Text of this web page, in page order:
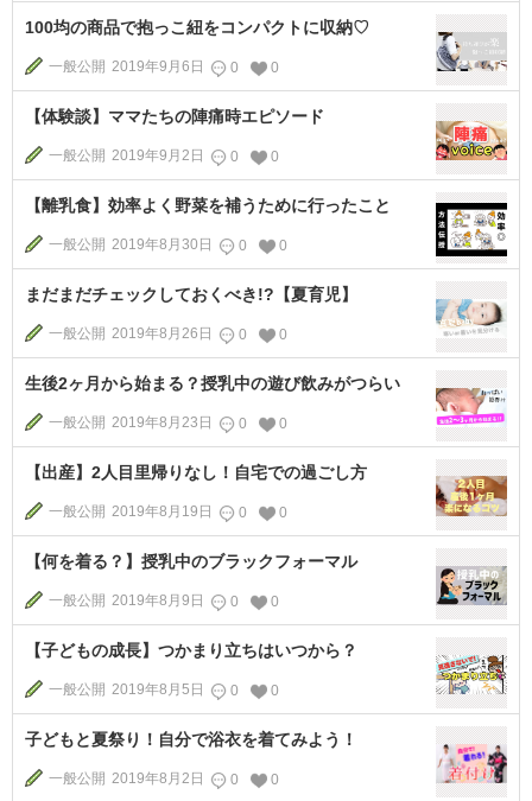
100均の商品で抱っこ紐をコンパクトに収納♡
一般公開 2019年9月6日 0 0
【体験談】ママたちの陣痛時エピソード
一般公開 2019年9月2日 0 0
【離乳食】効率よく野菜を補うために行ったこと
一般公開 2019年8月30日 0 0
まだまだチェックしておくべき!?【夏育児】
一般公開 2019年8月26日 0 0
生後2ヶ月から始まる？授乳中の遊び飲みがつらい
一般公開 2019年8月23日 0 0
【出産】2人目里帰りなし！自宅での過ごし方
一般公開 2019年8月19日 0 0
【何を着る？】授乳中のブラックフォーマル
一般公開 2019年8月9日 0 0
【子どもの成長】つかまり立ちはいつから？
一般公開 2019年8月5日 0 0
子どもと夏祭り！自分で浴衣を着てみよう！
一般公開 2019年8月2日 0 0